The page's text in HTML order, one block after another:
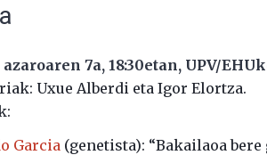
azaroaren 7a, 18:30etan, UPV/
Uxue Alberdi eta Igor Elortza.
Garcia (genetista): “Bakailaoa bere